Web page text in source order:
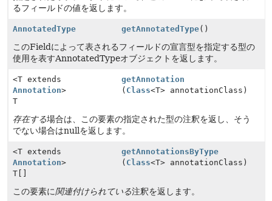
るフィールドの値を返します。
AnnotatedType getAnnotatedType()
このFieldによって表されるフィールドの宣言型を指定する型の
使用を表すAnnotatedTypeオブジェクトを返します。
<T extends
Annotation>
T
getAnnotation
( Class<T> annotationClass)
存在する場合は、この要素の指定された型の注釈を返し、そう
でない場合はnullを返します。
<T extends
Annotation>
T[]
getAnnotationsByType
( Class<T> annotationClass)
この要素に関連付けられている注釈を返します。